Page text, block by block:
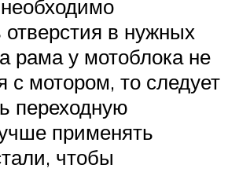
отверстия в нужных
рама у мотоблока не
с мотором, то следует
переходную
применять
чтобы